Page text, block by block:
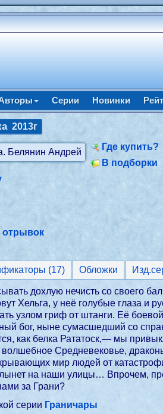
Серии Новинки
2013г
Где купить?
В подборки
отрывок
Классификаторы (17) Обложки
дохлую нечисть со своего
Хельга, у неё голубые глаза и
узлом гриф от штанги. Её
бог, ныне сумасшедший со
как белка Рататоск,— мы
волшебное Средневековье,
мир людей от
на наши улицы… Впрочем,
за Грани?
серии Граничары